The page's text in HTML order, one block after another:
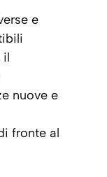
e
il
nuove e
fronte al